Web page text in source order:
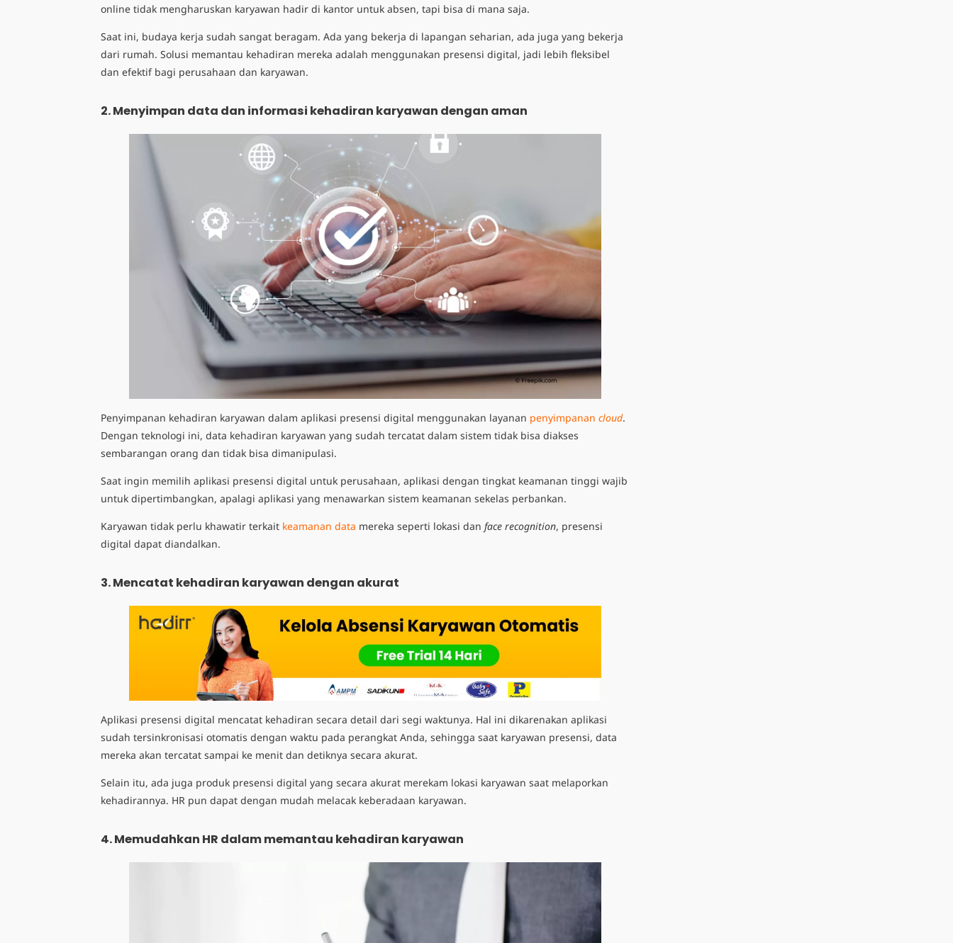
online tidak mengharuskan karyawan hadir di kantor untuk absen, tapi bisa di mana saja.
Saat ini, budaya kerja sudah sangat beragam. Ada yang bekerja di lapangan seharian, ada juga yang bekerja
dari rumah. Solusi memantau kehadiran mereka adalah menggunakan presensi digital, jadi lebih fleksibel
dan efektif bagi perusahaan dan karyawan.
2.Menyimpan data dan informasi kehadiran karyawan dengan aman
Penyimpanan kehadiran karyawan dalam aplikasi presensi digital menggunakan layanan penyimpanan cloud.
Dengan teknologi ini, data kehadiran karyawan yang sudah tercatat dalam sistem tidak bisa diakses
sembarangan orang dan tidak bisa dimanipulasi.
Saat ingin memilih aplikasi presensi digital untuk perusahaan, aplikasi dengan tingkat keamanan tinggi wajib
untuk dipertimbangkan, apalagi aplikasi yang menawarkan sistem keamanan sekelas perbankan.
Karyawan tidak perlu khawatir terkait keamanan data mereka seperti lokasi dan face recognition, presensi
digital dapat diandalkan.
3.Mencatat kehadiran karyawan dengan akurat
Aplikasi presensi digital mencatat kehadiran secara detail dari segi waktunya. Hal ini dikarenakan aplikasi
sudah tersinkronisasi otomatis dengan waktu pada perangkat Anda, sehingga saat karyawan presensi, data
mereka akan tercatat sampai ke menit dan detiknya secara akurat.
Selain itu, ada juga produk presensi digital yang secara akurat merekam lokasi karyawan saat melaporkan
kehadirannya. HR pun dapat dengan mudah melacak keberadaan karyawan.
4.Memudahkan HR dalam memantau kehadiran karyawan